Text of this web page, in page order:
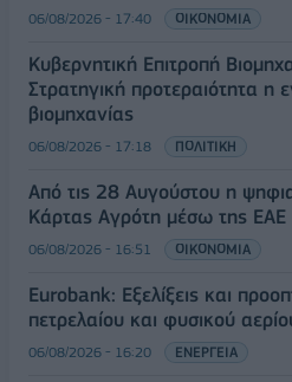
06/08/2026 - 17:40 ΟΙΚΟΝΟΜΙΑ
Κυβερνητική Επιτροπή
Στρατηγική προτεραιότητα η
βιομηχανίας
06/08/2026 - 17:18 ΠΟΛΙΤΙΚΗ
Από τις 28 Αυγούστου η
Κάρτας Αγρότη μέσω της
06/08/2026 - 16:51 ΟΙΚΟΝΟΜΙΑ
Eurobank: Εξελίξεις και
πετρελαίου και φυσικού
06/08/2026 - 16:20 ΕΝΕΡΓΕΙΑ